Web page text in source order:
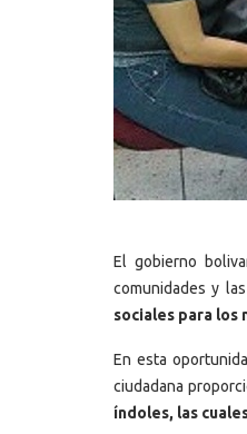
El gobierno
comunidades y
sociales para los
En esta
ciudadana
índoles, las